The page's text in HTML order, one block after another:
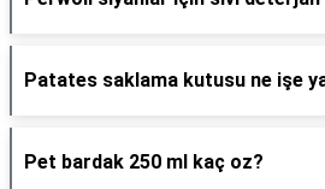
Patates saklama kutusu ne işe
Pet bardak 250 ml kaç oz?